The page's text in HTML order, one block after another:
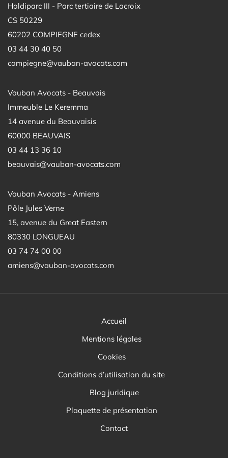
Holdiparc III - Parc tertiaire de Lacroix
CS 50229
60202 COMPIEGNE cedex
03 44 30 40 50
compiegne@vauban-avocats.com
Vauban Avocats - Beauvais
Immeuble Le Keremma
14 avenue du Beauvaisis
60000 BEAUVAIS
03 44 13 36 10
beauvais@vauban-avocats.com
Vauban Avocats - Amiens
Pôle Jules Verne
15, avenue du Great Eastern
80330 LONGUEAU
03 74 74 00 00
amiens@vauban-avocats.com
Accueil
Mentions légales
Cookies
Conditions d’utilisation du site
Blog juridique
Plaquette de présentation
Contact